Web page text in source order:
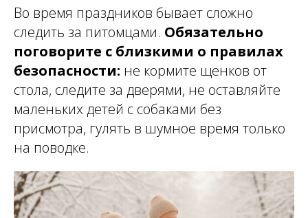
Во время праздников бывает сложно
следить за питомцами. Обязательно
поговорите с близкими о правилах
безопасности: не кормите щенков от
стола, следите за дверями, не оставляйте
маленьких детей с собаками без
присмотра, гулять в шумное время только
на поводке.